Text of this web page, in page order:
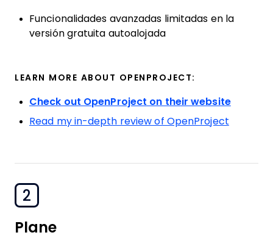
Funcionalidades avanzadas limitadas en la
versión gratuita autoalojada
LEARN MORE ABOUT OPENPROJECT:
Check out OpenProject on their website
Read my in-depth review of OpenProject
2
Plane